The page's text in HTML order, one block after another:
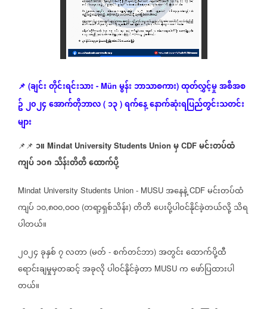
📌 (ချင်းတိုင်းရင်းသား - Mün မွန်းဘာသာစကား) ထုတ်လွှင့်မှုအစီအစ
ဥ်၂၀၂၄အောက်တိုဘာလ ( ၁၃ ) ရက်နေ့နောက်ဆုံးရပြည်တွင်းသတင်း
များ
📌📌 ၁။ Mindat University Students Union မှ CDF မင်းတပ်ထံ
ကျပ်၁၀၈သိန်းတိတိထောက်ပို့
Mindat University Students Union - MUSU အနေနဲ့ CDF မင်းတပ်ထံ
ကျပ် ၁၀,၈၀၀,၀၀၀ (တရာ့ရှစ်သိန်း) တိတိပေးပို့ပါဝင်နိုင်ခဲ့တယ်လို့သိရ
ပါတယ်။
၂၀၂၄ခုနှစ်၇လတာ (မတ် - စက်တင်ဘာ) အတွင်းထောက်ပို့ထီ
ရောင်းချမှုမှတဆင့်အခုလိုပါဝင်နိုင်ခဲ့တာ MUSU ကဖော်ပြထားပါ
တယ်။